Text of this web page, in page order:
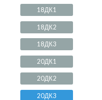
18ДК1
18ДК2
18ДК3
20ДК1
20ДК2
20ДК3